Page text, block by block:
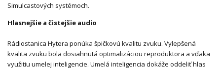
Simulcastových systémoch.
Hlasnejšie a čistejšie audio
Rádiostanica Hytera ponúka špičkovú kvalitu zvuku. Vylepšená
kvalita zvuku bola dosiahnutá optimalizáciou reproduktora a vďaka
využitiu umelej inteligencie. Umelá inteligencia dokáže oddeliť hlas